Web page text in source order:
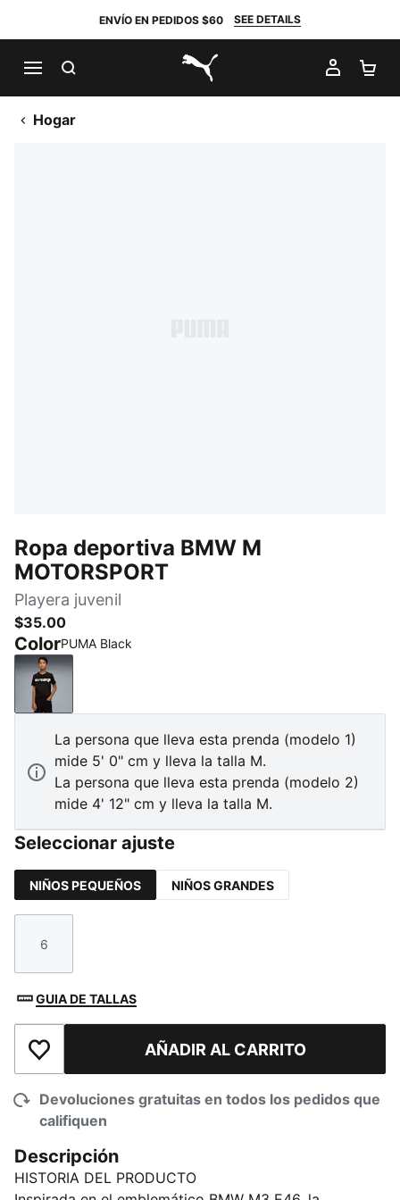
ENVÍO EN PEDIDOS $60 SEE DETAILS
PUMA.com
MI
Hogar
Ropa deportiva BMW M
MOTORSPORT
Playera juvenil
$35.00
ColorPUMA Black
PUMA Black
La persona que lleva esta prenda (modelo 1)
mide 5' 0" cm y lleva la talla M.
La persona que lleva esta prenda (modelo 2)
mide 4' 12" cm y lleva la talla M.
Seleccionar ajuste
NIÑOS PEQUEÑOS NIÑOS GRANDES
Talla
6
GUIA DE TALLAS
Añadir a la lista de deseosAÑADIR AL CARRITO
Devoluciones gratuitas en todos los pedidos que
califiquen
Descripción
HISTORIA DEL PRODUCTO